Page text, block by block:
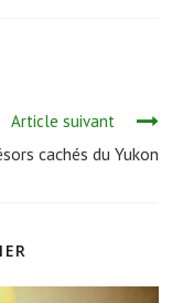
Article suivant
cachés du Yukon